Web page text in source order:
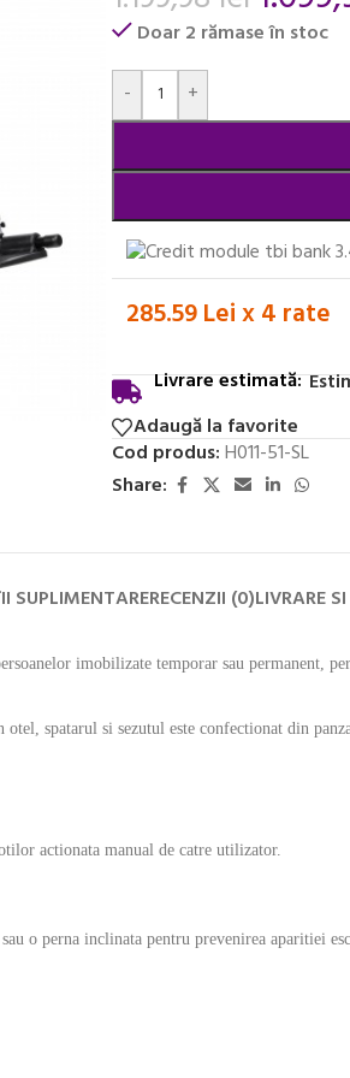
Doar 2 rămase în stoc
-
+
285.59 Lei x 4 rate
Alternative:
Livrare estimată:
Adaugă la favorite
Cod produs:H011-51-SL
Share:
SUPLIMENTARERECENZII (0)LIVRARE
imobilizate temporar sau permanent,
spatarul si sezutul este confectionat din
actionata manual de catre utilizator.
o perna inclinata pentru prevenirea aparitiei